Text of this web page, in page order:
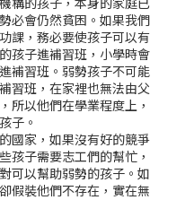
必會仍然貧困。如果我們
課，務必要使孩子可以有
孩子進補習班，小學時會
補習班。弱勢孩子不可能
習班，在家裡也無法由父
所以他們在學業程度上，
子。
國家，如果沒有好的競爭
孩子需要志工們的幫忙，
可以幫助弱勢的孩子。如
假裝他們不存在，實在無